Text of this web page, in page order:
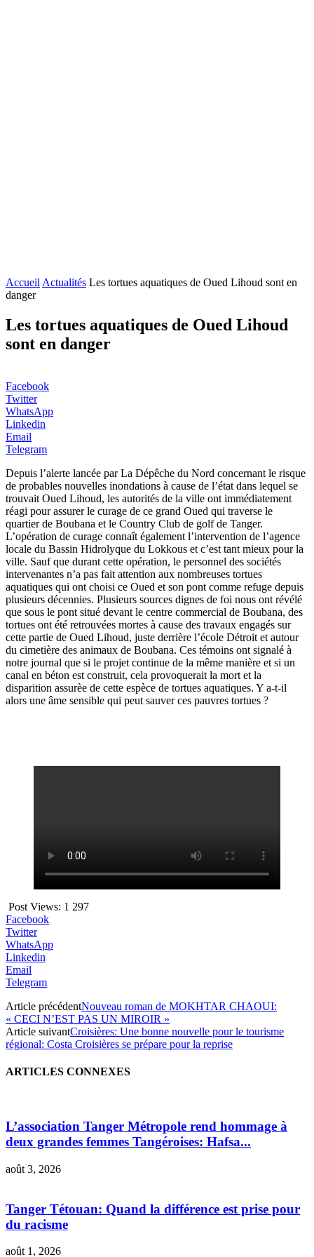
Accueil Actualités Les tortues aquatiques de Oued Lihoud sont en
danger
Les tortues aquatiques de Oued Lihoud
sont en danger
Facebook
Twitter
WhatsApp
Linkedin
Email
Telegram
Depuis l’alerte lancée par La Dépêche du Nord concernant le risque
de probables nouvelles inondations à cause de l’état dans lequel se
trouvait Oued Lihoud, les autorités de la ville ont immédiatement
réagi pour assurer le curage de ce grand Oued qui traverse le
quartier de Boubana et le Country Club de golf de Tanger.
L’opération de curage connaît également l’intervention de l’agence
locale du Bassin Hidrolyque du Lokkous et c’est tant mieux pour la
ville. Sauf que durant cette opération, le personnel des sociétés
intervenantes n’a pas fait attention aux nombreuses tortues
aquatiques qui ont choisi ce Oued et son pont comme refuge depuis
plusieurs décennies. Plusieurs sources dignes de foi nous ont révélé
que sous le pont situé devant le centre commercial de Boubana, des
tortues ont été retrouvées mortes à cause des travaux engagés sur
cette partie de Oued Lihoud, juste derrière l’école Détroit et autour
du cimetière des animaux de Boubana. Ces témoins ont signalé à
notre journal que si le projet continue de la même manière et si un
canal en béton est construit, cela provoquerait la mort et la
disparition assurèe de cette espèce de tortues aquatiques. Y a-t-il
alors une âme sensible qui peut sauver ces pauvres tortues ?
Post Views: 1 297
Facebook
Twitter
WhatsApp
Linkedin
Email
Telegram
Article précédentNouveau roman de MOKHTAR CHAOUI:
« CECI N’EST PAS UN MIROIR »
Article suivantCroisières: Une bonne nouvelle pour le tourisme
régional: Costa Croisières se prépare pour la reprise
ARTICLES CONNEXES
L’association Tanger Métropole rend hommage à
deux grandes femmes Tangéroises: Hafsa...
août 3, 2026
Tanger Tétouan: Quand la différence est prise pour
du racisme
août 1, 2026